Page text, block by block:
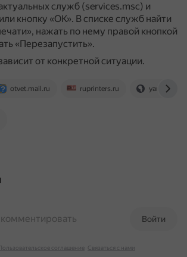
служб (services.msc) и
кнопку «ОК». В списке служб найти
нажать по нему правой кнопкой
«Перезапустить».
от конкретной ситуации.
otvet.mail.ru ruprinters.ru yandex.ru
Войти
Пользовательское соглашение Связаться с нами